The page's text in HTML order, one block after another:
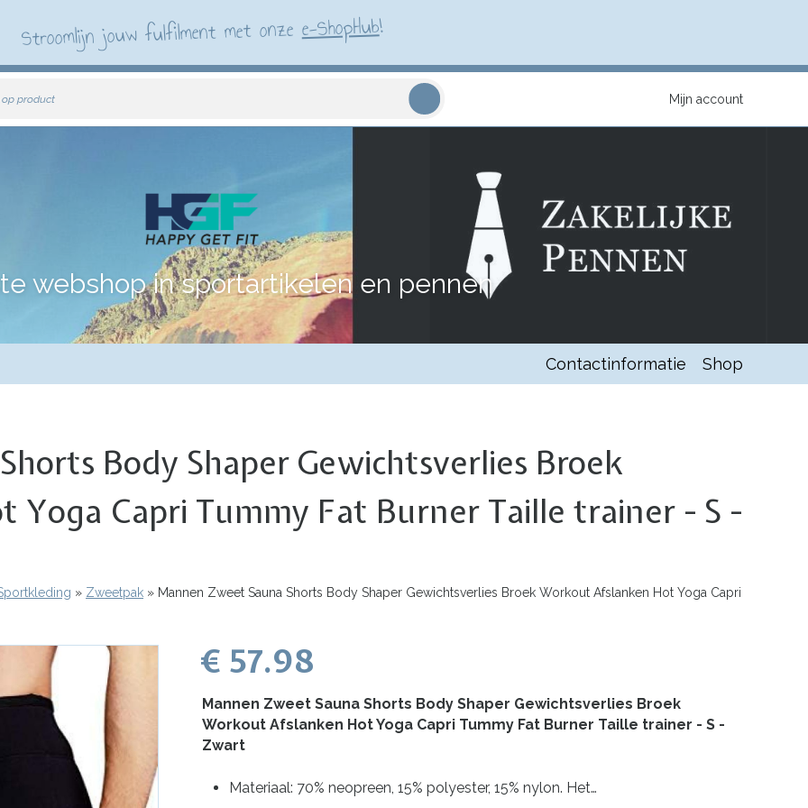
Stroomlijn jouw fulfilment met onzee-ShopHub!
op product Mijn account
webshop in sportartikelen en pennen
Contactinformatie Shop
Body Shaper Gewichtsverlies Broek
Capri Tummy Fat Burner Taille trainer - S -
Zweetpak
Mannen Zweet Sauna Shorts Body Shaper Gewichtsverlies Broek Workout Afslanken Hot Yoga Capri
€ 57.98
Mannen Zweet Sauna Shorts Body Shaper Gewichtsverlies Broek
Workout Afslanken Hot Yoga Capri Tummy Fat Burner Taille trainer - S -
Zwart
Materiaal: 70% neopreen, 15% polyester, 15% nylon. Het…